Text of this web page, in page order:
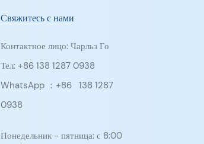
Свяжитесь с нами
Контактное лицо: Чарльз Го
Тел: +86 138 1287 0938
WhatsApp ：+86 138 1287
0938
Понедельник - пятница: с 8:00